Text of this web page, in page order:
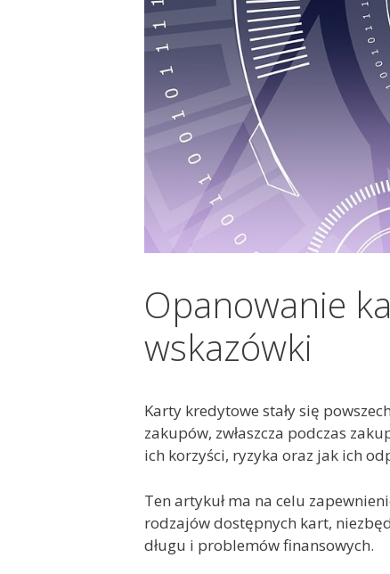
Opanowanie
wskazówki
Karty kredytowe stały się
zakupów, zwłaszcza podczas
ich korzyści, ryzyka oraz jak ich
Ten artykuł ma na celu
rodzajów dostępnych kart,
długu i problemów finansowych.